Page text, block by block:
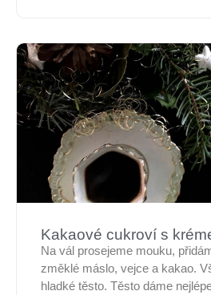
Kakaové cukroví s
Na vál prosejeme mouku,
změklé máslo, vejce a kakao.
hladké těsto. Těsto dáme